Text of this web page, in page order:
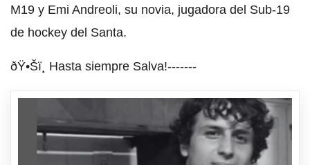
M19 y Emi Andreoli, su novia, jugadora del Sub-19
de hockey del Santa.
ðŸ•Šï¸ Hasta siempre Salva!-------